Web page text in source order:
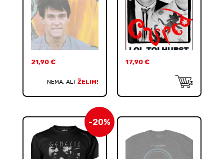
21,90 €
NEMA, ALI ŽELIM!
17,90 €
-20%